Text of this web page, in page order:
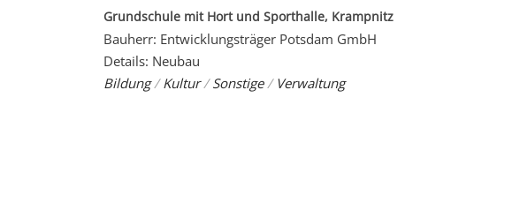
Grundschule mit Hort und Sporthalle, Krampnitz
Bauherr: Entwicklungsträger Potsdam GmbH
Details: Neubau
Bildung/Kultur/Sonstige/ Verwaltung